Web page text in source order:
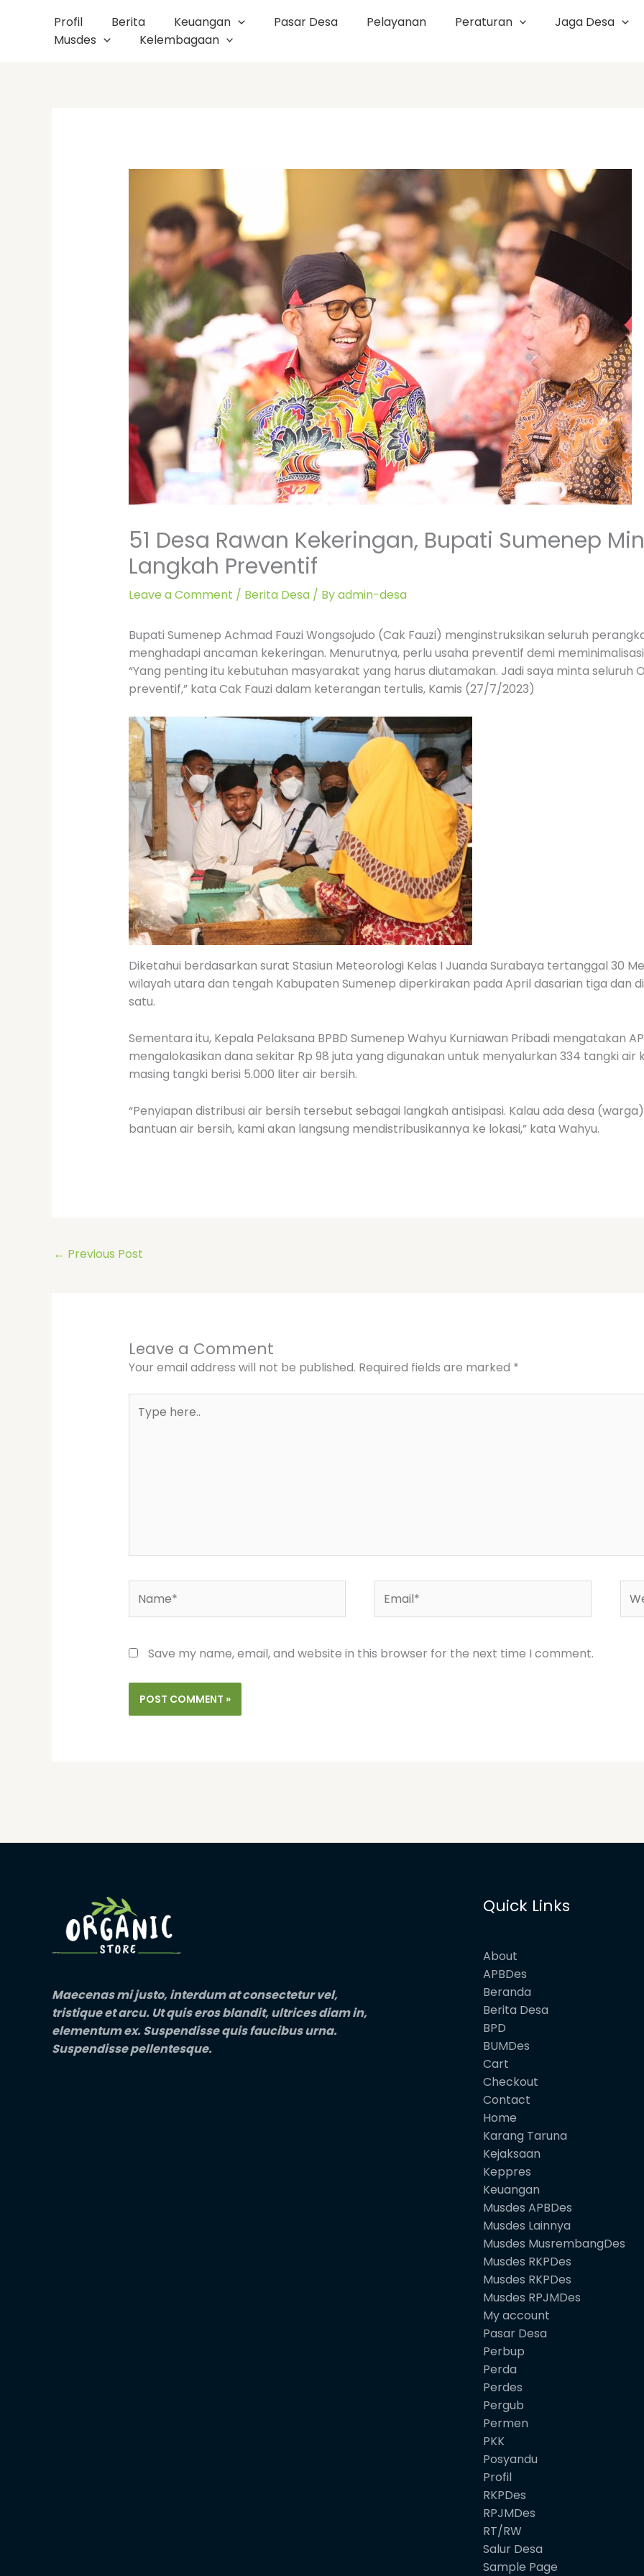
Profil Berita Keuangan Pasar Desa Pelayanan Peraturan
Jaga Desa
Musdes
Kelembagaan
51 Desa Rawan Kekeringan, Bupati Sumenep
Langkah Preventif
Leave a Comment / Berita Desa/ Byadmin-desa
Bupati Sumenep Achmad Fauzi Wongsojudo (Cak Fauzi) menginstruksikan seluruh
menghadapi ancaman kekeringan. Menurutnya, perlu usaha preventif demi
“Yang penting itu kebutuhan masyarakat yang harus diutamakan. Jadi saya minta seluruh
preventif,” kata Cak Fauzi dalam keterangan tertulis, Kamis (27/7/2023)
Diketahui berdasarkan surat Stasiun Meteorologi Kelas I Juanda Surabaya tertanggal 30
wilayah utara dan tengah Kabupaten Sumenep diperkirakan pada April dasarian tiga dan
satu.
Sementara itu, Kepala Pelaksana BPBD Sumenep Wahyu Kurniawan Pribadi mengatakan
mengalokasikan dana sekitar Rp 98 juta yang digunakan untuk menyalurkan 334 tangki air
masing tangki berisi 5.000 liter air bersih.
“Penyiapan distribusi air bersih tersebut sebagai langkah antisipasi. Kalau ada desa
bantuan air bersih, kami akan langsung mendistribusikannya ke lokasi,” kata Wahyu.
← Previous Post
Leave a Comment
Your email address will not be published. Required fields are marked *
here..
Save my name, email, and website in this browser for the next time I comment.
Maecenas mi justo, interdum at consectetur vel,
tristique et arcu. Ut quis eros blandit, ultrices diam in,
elementum ex. Suspendisse quis faucibus urna.
Suspendisse pellentesque.
Quick Links
About
APBDes
Beranda
Berita Desa
BPD
BUMDes
Cart
Checkout
Contact
Home
Karang Taruna
Kejaksaan
Keppres
Keuangan
Musdes APBDes
Musdes Lainnya
Musdes MusrembangDes
Musdes RKPDes
Musdes RKPDes
Musdes RPJMDes
My account
Pasar Desa
Perbup
Perda
Perdes
Pergub
Permen
PKK
Posyandu
Profil
RKPDes
RPJMDes
RT/RW
Salur Desa
Sample Page